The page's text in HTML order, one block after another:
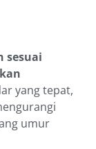
sesuai
yang tepat,
umur